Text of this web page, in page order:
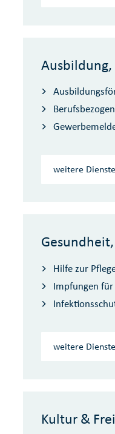
weitere Dienste
Hilfe zur
Impfungen
weitere Dienste
Kultur &